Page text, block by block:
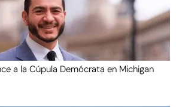
a la Cúpula Demócrata en Michigan